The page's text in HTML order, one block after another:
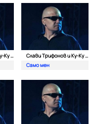
Слави Трифонов и Ку-Kу Бенд
Слави Трифонов и Ку-Kу Бенд
Само мен